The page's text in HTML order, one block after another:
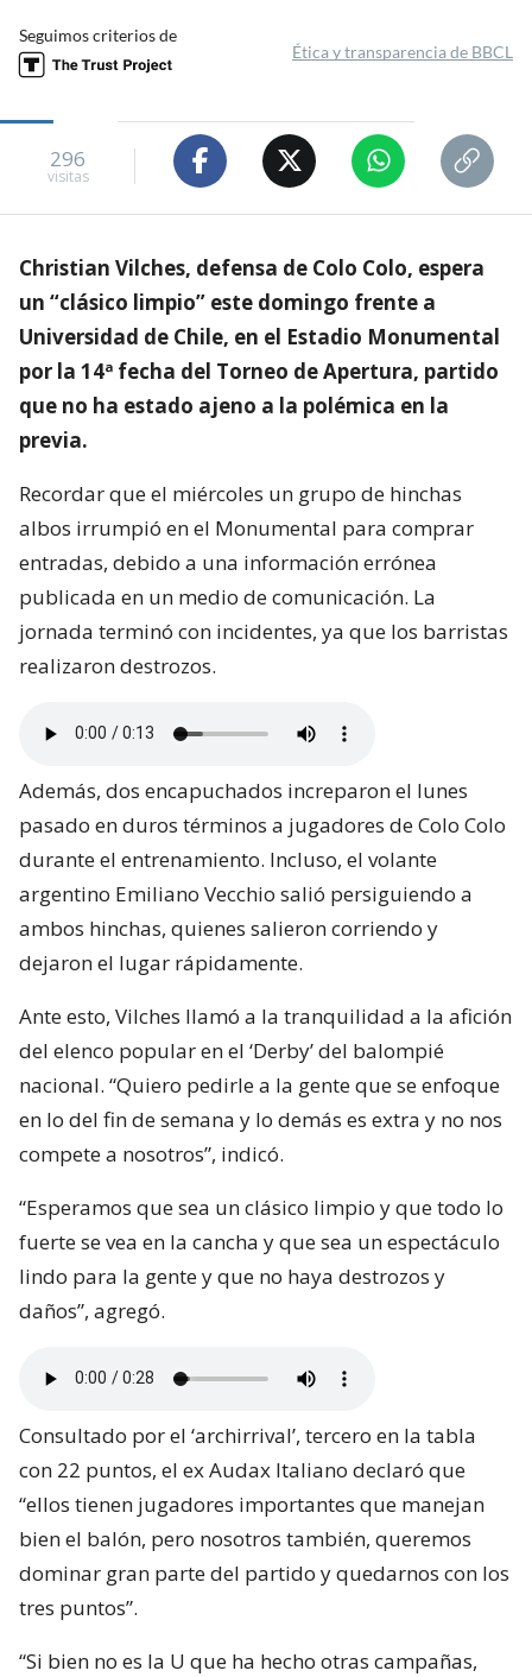
Seguimos criterios de
Ética y transparencia de BBCL
296
visitas
Christian Vilches, defensa de Colo Colo, espera
un “clásico limpio” este domingo frente a
Universidad de Chile, en el Estadio Monumental
por la 14ª fecha del Torneo de Apertura, partido
que no ha estado ajeno a la polémica en la
previa.
Recordar que el miércoles un grupo de hinchas
albos irrumpió en el Monumental para comprar
entradas, debido a una información errónea
publicada en un medio de comunicación. La
jornada terminó con incidentes, ya que los barristas
realizaron destrozos.
Además, dos encapuchados increparon el lunes
pasado en duros términos a jugadores de Colo Colo
durante el entrenamiento. Incluso, el volante
argentino Emiliano Vecchio salió persiguiendo a
ambos hinchas, quienes salieron corriendo y
dejaron el lugar rápidamente.
Ante esto, Vilches llamó a la tranquilidad a la afición
del elenco popular en el ‘Derby’ del balompié
nacional. “Quiero pedirle a la gente que se enfoque
en lo del fin de semana y lo demás es extra y no nos
compete a nosotros”, indicó.
“Esperamos que sea un clásico limpio y que todo lo
fuerte se vea en la cancha y que sea un espectáculo
lindo para la gente y que no haya destrozos y
daños”, agregó.
Consultado por el ‘archirrival’, tercero en la tabla
con 22 puntos, el ex Audax Italiano declaró que
“ellos tienen jugadores importantes que manejan
bien el balón, pero nosotros también, queremos
dominar gran parte del partido y quedarnos con los
tres puntos”.
“Si bien no es la U que ha hecho otras campañas,